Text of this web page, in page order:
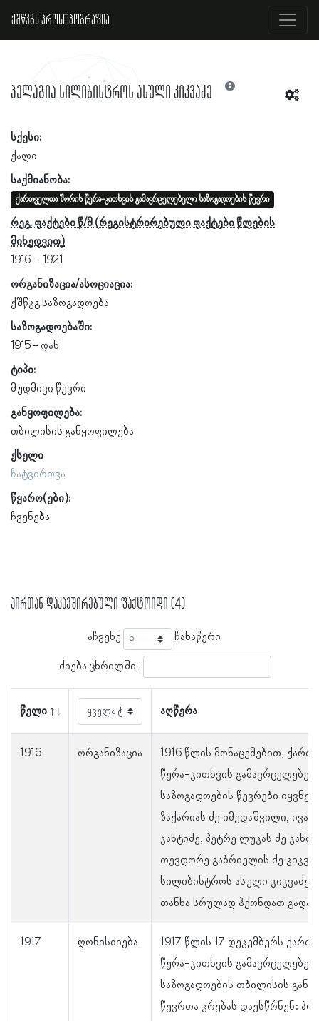
ქშწკგს პროსოპოგრაფია
პელაგია სილიბისტროს ასული კიკვაძე
სქესი:
ქალი
საქმიანობა:
ქართველთა შორის წერა-კითხვის გამავრცელებელი საზოგადოების წევრი
რეგ. ფაქტები წ/მ
1916
1921
ორგანიზაცია/ასოციაცია:
ქშწკგ საზოგადოება
საზოგადოებაში:
1915
ტიპი:
მუდმივი წევრი
განყოფილება:
თბილისის განყოფილება
ქსელი
ჩატვირთვა
წყარო(ები):
ჩვენება
პირთან დაკავშირებული ფაქტოიდი (4)
აჩვენე ჩანაწერი
ძიება ცხრილში:
წელი აღწერა
1916 ორგანიზაცია
1916 წლის მონაცემებით,
წერა-კითხვის
საზოგადოების წევრები
ზაქარიას ძე იმედაშვილი,
კანტიძე, პეტრე ლუკას ძე
თევდორე გაბრიელის ძე
სილიბისტროს ასული კიკვაძე.
თანხა სრულად ჰქონდათ
1917 ღონისძიება
1917 წლის 17 დეკემბერს
წერა-კითხვის
საზოგადოების თბილისის
წევრთა კრებას დაესწრნენ: